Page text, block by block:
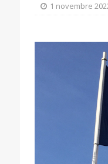
1 novembre